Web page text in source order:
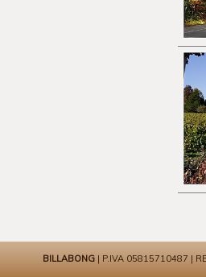
BILLABONG | P.IVA 05815710487 |